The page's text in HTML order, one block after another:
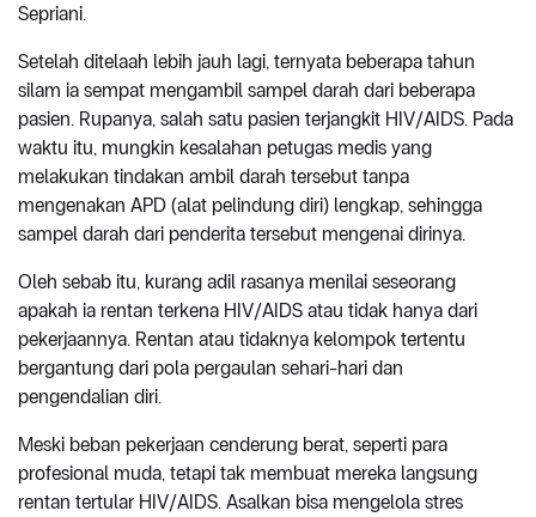
Sepriani.
Setelah ditelaah lebih jauh lagi, ternyata beberapa tahun
silam ia sempat mengambil sampel darah dari beberapa
pasien. Rupanya, salah satu pasien terjangkit HIV/AIDS. Pada
waktu itu, mungkin kesalahan petugas medis yang
melakukan tindakan ambil darah tersebut tanpa
mengenakan APD (alat pelindung diri) lengkap, sehingga
sampel darah dari penderita tersebut mengenai dirinya.
Oleh sebab itu, kurang adil rasanya menilai seseorang
apakah ia rentan terkena HIV/AIDS atau tidak hanya dari
pekerjaannya. Rentan atau tidaknya kelompok tertentu
bergantung dari pola pergaulan sehari-hari dan
pengendalian diri.
Meski beban pekerjaan cenderung berat, seperti para
profesional muda, tetapi tak membuat mereka langsung
rentan tertular HIV/AIDS. Asalkan bisa mengelola stres